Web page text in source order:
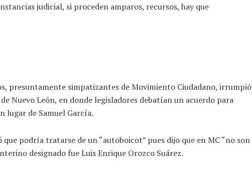
judicial, si proceden amparos, recursos, hay que
presuntamente simpatizantes de Movimiento Ciudadano, irrumpió
Nuevo León, en donde legisladores debatían un acuerdo para
lugar de Samuel García.
podría tratarse de un “autoboicot” pues dijo que en MC “no son
designado fue Luis Enrique Orozco Suárez.